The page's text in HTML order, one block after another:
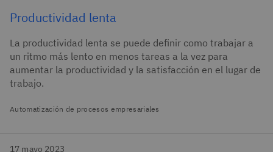
Productividad lenta
La productividad lenta se puede definir como trabajar a
un ritmo más lento en menos tareas a la vez para
aumentar la productividad y la satisfacción en el lugar de
trabajo.
Automatización de procesos empresariales
17 mayo 2023